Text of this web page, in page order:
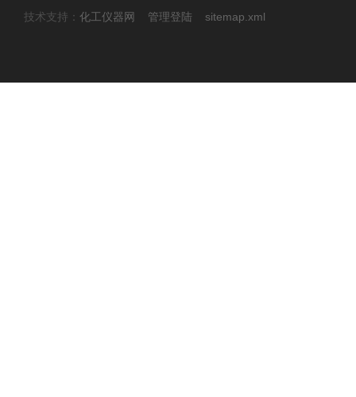
技术支持： 化工仪器网 管理登陆 sitemap.xml